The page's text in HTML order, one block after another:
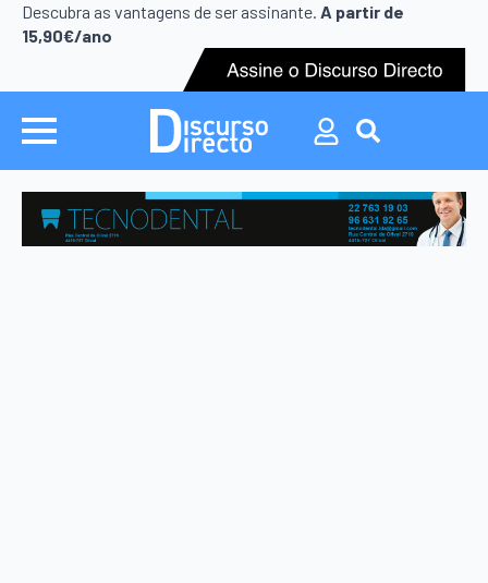
Descubra as vantagens de ser assinante. A partir de
15,90€/ano
Search
for:
Search